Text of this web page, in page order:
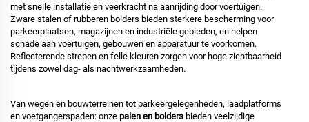
met snelle installatie en veerkracht na aanrijding door voertuigen.
Zware stalen of rubberen bolders bieden sterkere bescherming voor
parkeerplaatsen, magazijnen en industriële gebieden, en helpen
schade aan voertuigen, gebouwen en apparatuur te voorkomen.
Reflecterende strepen en felle kleuren zorgen voor hoge zichtbaarheid
tijdens zowel dag- als nachtwerkzaamheden.
Van wegen en bouwterreinen tot parkeergelegenheden, laadplatforms
en voetgangerspaden: onze palen en bolders bieden veelzijdige